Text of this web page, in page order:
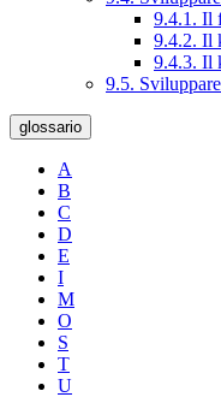
9.4.1. Il
9.4.2. Il
9.4.3. Il
9.5.
glossario
A
B
C
D
E
I
M
O
S
T
U